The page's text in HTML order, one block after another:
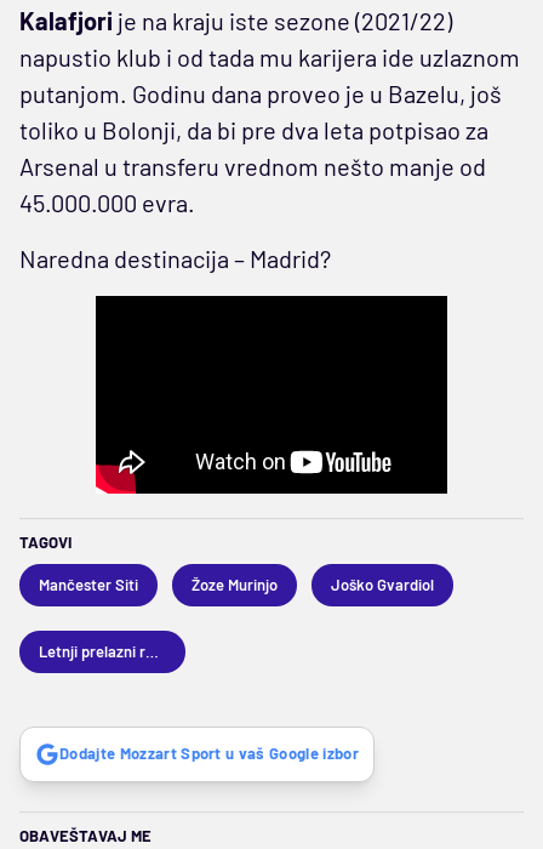
Kalafjori je na kraju iste sezone (2021/22)
napustio klub i od tada mu karijera ide uzlaznom
putanjom. Godinu dana proveo je u Bazelu, još
toliko u Bolonji, da bi pre dva leta potpisao za
Arsenal u transferu vrednom nešto manje od
45.000.000 evra.
Naredna destinacija – Madrid?
TAGOVI
Mančester Siti Žoze Murinjo Joško Gvardiol
Dodajte Mozzart Sport u vaš Google izbor
OBAVEŠTAVAJ ME